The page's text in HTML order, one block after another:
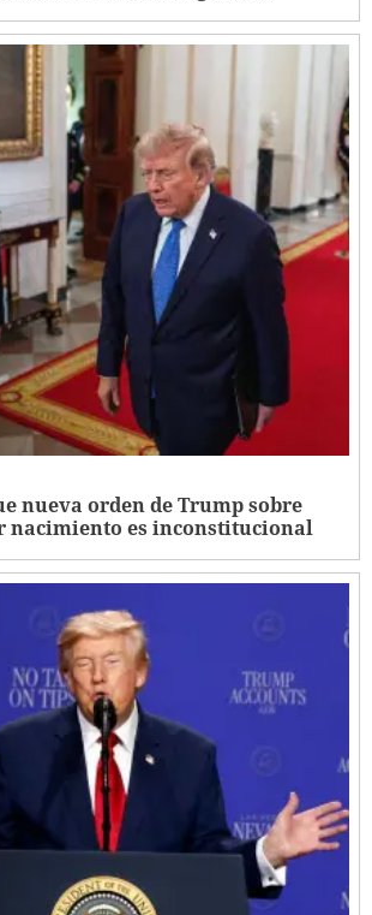
nueva orden de Trump sobre
nacimiento es inconstitucional